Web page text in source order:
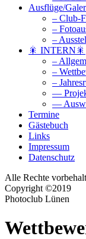
Ausflüge/
– Club-
–
–
🎇 INTERN🎇
–
–
–
—
—
Termine
Gästebuch
Links
Impressum
Datenschutz
Alle Rechte
Copyright ©2019
Photoclub Lünen